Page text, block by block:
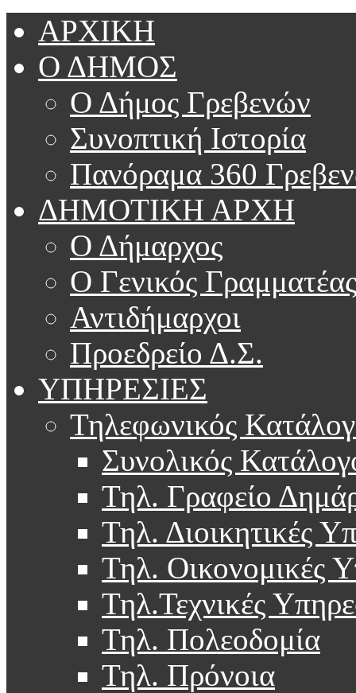
ΑΡΧΙΚΗ
Ο ΔΗΜΟΣ
Ο Δήμος Γρεβενών
Συνοπτική Ιστορία
Πανόραμα 360
ΔΗΜΟΤΙΚΗ ΑΡΧΗ
Ο Δήμαρχος
Ο Γενικός Γραμματέας
Αντιδήμαρχοι
Προεδρείο Δ.Σ.
ΥΠΗΡΕΣΙΕΣ
Τηλεφωνικός
Συνολικός
Τηλ. Γραφείο
Τηλ. Διοικητικές
Τηλ. Οικονομικές
Τηλ.Τεχνικές
Τηλ. Πολεοδομία
Τηλ. Πρόνοια